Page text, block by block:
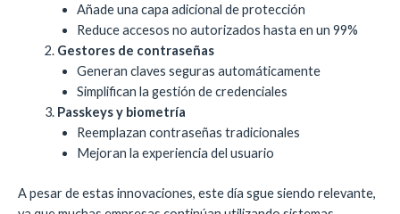
Añade una capa adicional de protección
Reduce accesos no autorizados hasta en un 99%
Gestores de contraseñas
Generan claves seguras automáticamente
Simplifican la gestión de credenciales
Passkeys y biometría
Reemplazan contraseñas tradicionales
Mejoran la experiencia del usuario
A pesar de estas innovaciones, este día sgue siendo relevante,